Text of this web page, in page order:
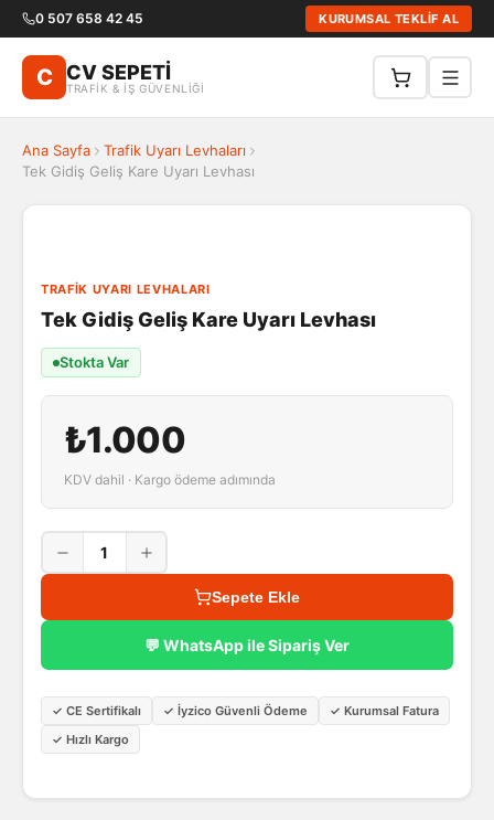
0 507 658 42 45 KURUMSAL TEKLİF AL
C CV SEPETİ
TRAFİK & İŞ GÜVENLİĞİ
Ana Sayfa
Trafik Uyarı Levhaları
Tek Gidiş Geliş Kare Uyarı Levhası
TRAFIK UYARI LEVHALARI
Tek Gidiş Geliş Kare Uyarı Levhası
Stokta Var
₺1.000
KDV dahil · Kargo ödeme adımında
1
Sepete Ekle
💬 WhatsApp ile Sipariş Ver
✓ CE Sertifikalı ✓ İyzico Güvenli Ödeme ✓ Kurumsal Fatura
✓ Hızlı Kargo